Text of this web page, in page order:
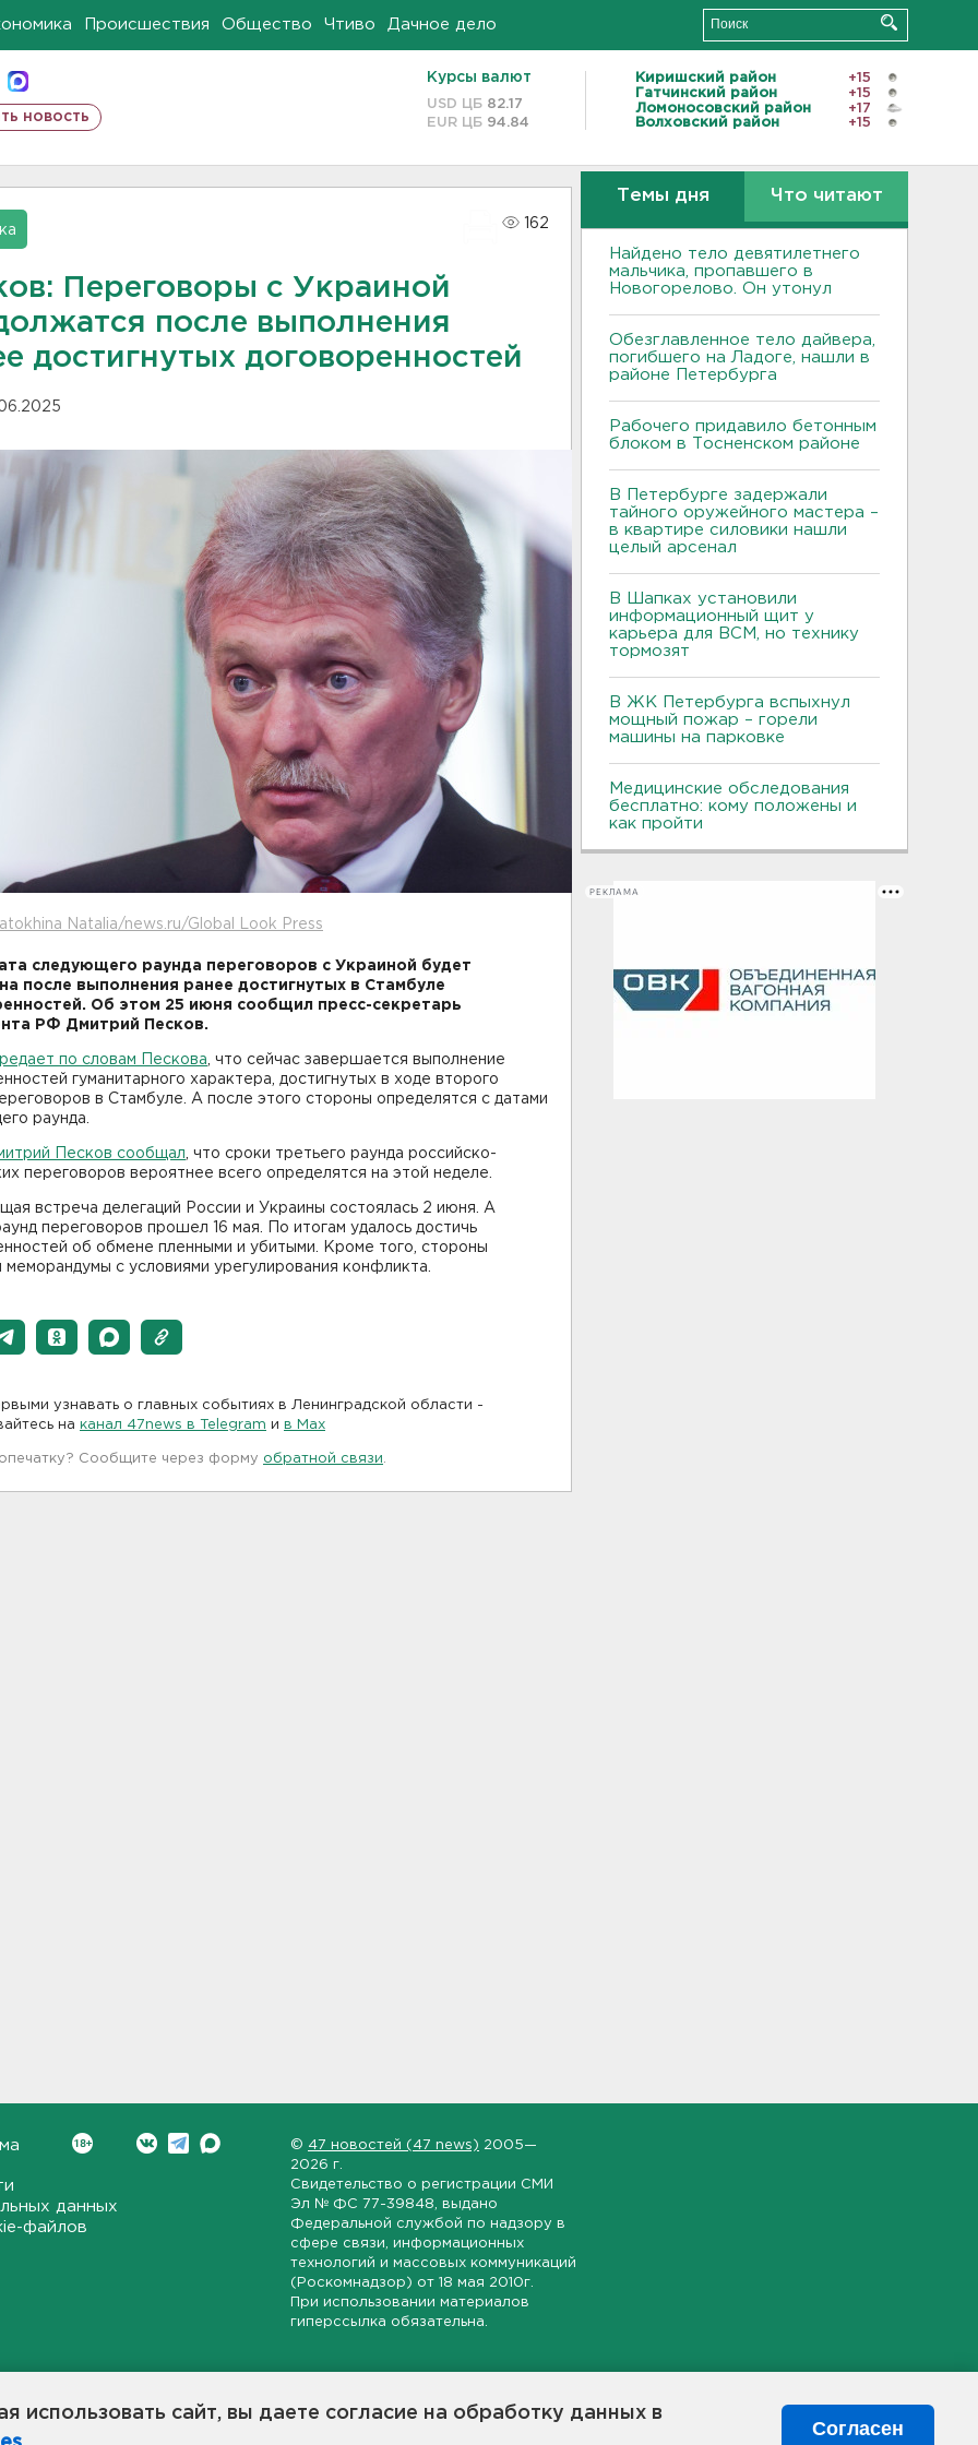
использовать сайт, вы даете согласие на обработку данных в
Согласен
Происшествия Общество Чтиво Дачное дело
новость
Курсы валют
USD ЦБ 82.17
EUR ЦБ 94.84
Киришский район
+15
Гатчинский район
+15
Ломоносовский район
+17
Волховский район
+15
162
Переговоры с Украиной
после выполнения
достигнутых договоренностей
Natalia/news.ru/Global Look Press
следующего раунда переговоров с Украиной будет
после выполнения ранее достигнутых в Стамбуле
Об этом 25 июня сообщил пресс-секретарь
РФ Дмитрий Песков.
по словам Пескова , что сейчас завершается выполнение
гуманитарного характера, достигнутых в ходе второго
в Стамбуле. А после этого стороны определятся с датами
раунда.
Песков сообщал , что сроки третьего раунда российско-
переговоров вероятнее всего определятся на этой неделе.
встреча делегаций России и Украины состоялась 2 июня. А
переговоров прошел 16 мая. По итогам удалось достичь
об обмене пленными и убитыми. Кроме того, стороны
меморандумы с условиями урегулирования конфликта.
узнавать о главных событиях в Ленинградской области -
на канал 47news в Telegram и в Maх
Сообщите через форму обратной связи
Темы дня Что читают
Найдено тело девятилетнего
мальчика, пропавшего в
Новогорелово. Он утонул
Обезглавленное тело дайвера,
погибшего на Ладоге, нашли в
районе Петербурга
Рабочего придавило бетонным
блоком в Тосненском районе
В Петербурге задержали
тайного оружейного мастера –
в квартире силовики нашли
целый арсенал
В Шапках установили
информационный щит у
карьера для ВСМ, но технику
тормозят
В ЖК Петербурга вспыхнул
мощный пожар – горели
машины на парковке
Медицинские обследования
бесплатно: кому положены и
как пройти
РЕКЛАМА
данных
файлов
© 47 новостей (47 news) 2005—
2026 г.
Свидетельство о регистрации СМИ
Эл № ФС 77-39848 , выдано
Федеральной службой по надзору в
сфере связи, информационных
технологий и массовых коммуникаций
(Роскомнадзор) от 18 мая 2010г.
При использовании материалов
гиперссылка обязательна.
области, экономической и инвестиционной активности в регионе.
станет популярной и конструктивной площадкой для свободного
в 47-м регионе России.